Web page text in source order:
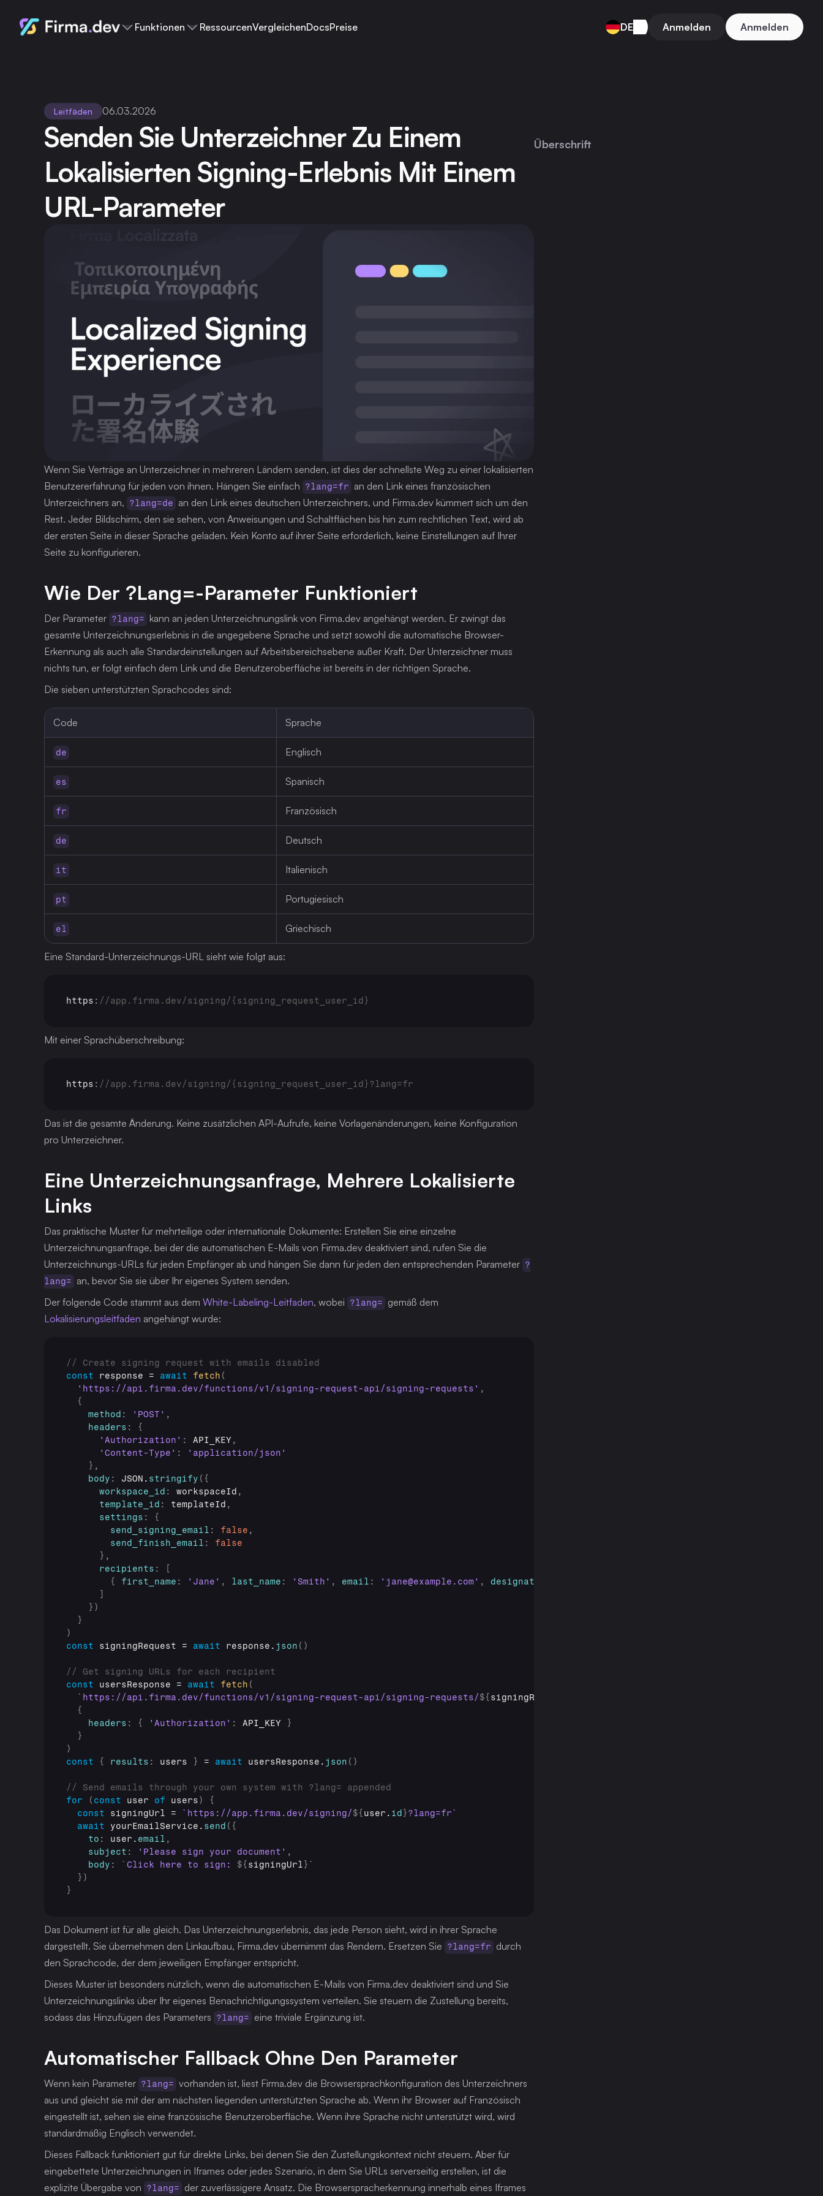
Funktionen RessourcenVergleichenDocsPreise DE Anmelden Anmelden
Leitfäden 06.03.2026
Senden Sie Unterzeichner Zu Einem
Lokalisierten Signing-Erlebnis Mit Einem
URL-Parameter
Wenn Sie Verträge an Unterzeichner in mehreren Ländern senden, ist dies der schnellste Weg zu einer lokalisierten
Benutzererfahrung für jeden von ihnen. Hängen Sie einfach ?lang=fr an den Link eines französischen
Unterzeichners an, ?lang=de an den Link eines deutschen Unterzeichners, und Firma.dev kümmert sich um den
Rest. Jeder Bildschirm, den sie sehen, von Anweisungen und Schaltflächen bis hin zum rechtlichen Text, wird ab
der ersten Seite in dieser Sprache geladen. Kein Konto auf ihrer Seite erforderlich, keine Einstellungen auf Ihrer
Seite zu konfigurieren.
Wie Der ?lang=-Parameter Funktioniert
Der Parameter ?lang= kann an jeden Unterzeichnungslink von Firma.dev angehängt werden. Er zwingt das
gesamte Unterzeichnungserlebnis in die angegebene Sprache und setzt sowohl die automatische Browser-
Erkennung als auch alle Standardeinstellungen auf Arbeitsbereichsebene außer Kraft. Der Unterzeichner muss
nichts tun, er folgt einfach dem Link und die Benutzeroberfläche ist bereits in der richtigen Sprache.
Die sieben unterstützten Sprachcodes sind:
Code Sprache
de Englisch
es Spanisch
fr Französisch
de Deutsch
it Italienisch
pt Portugiesisch
el Griechisch
Eine Standard-Unterzeichnungs-URL sieht wie folgt aus:
https : //app.firma.dev/signing/{signing_request_user_id}
Mit einer Sprachüberschreibung:
https : //app.firma.dev/signing/{signing_request_user_id}?lang=fr
Das ist die gesamte Änderung. Keine zusätzlichen API-Aufrufe, keine Vorlagenänderungen, keine Konfiguration
pro Unterzeichner.
Eine Unterzeichnungsanfrage, Mehrere Lokalisierte
Links
Das praktische Muster für mehrteilige oder internationale Dokumente: Erstellen Sie eine einzelne
Unterzeichnungsanfrage, bei der die automatischen E-Mails von Firma.dev deaktiviert sind, rufen Sie die
Unterzeichnungs-URLs für jeden Empfänger ab und hängen Sie dann für jeden den entsprechenden Parameter ?
lang= an, bevor Sie sie über Ihr eigenes System senden.
Der folgende Code stammt aus dem White-Labeling-Leitfaden, wobei ?lang=
Lokalisierungsleitfaden angehängt wurde:
// Create signing request with emails disabled
const
response = await fetch (
'https://api.firma.dev/functions/v1/signing-request-api/signing-requests' ,
{
method : 'POST' ,
headers :
{
'Authorization' : API_KEY,
'Content-Type' :
'application/json'
} ,
body : JSON . stringify ( {
workspace_id : workspaceId ,
template_id : templateId ,
settings :
{
send_signing_email : false ,
send_finish_email :
false
} ,
recipients :
{
first_name : 'Jane' , last_name : 'Smith' , email : 'jane@example.com' , designation
} )
}
)
const
signingRequest = await response . json ( )
// Get signing URLs for each recipient
const
usersResponse = await fetch (
`https://api.firma.dev/functions/v1/signing-request-api/signing-requests/${ signingRequest
{
headers : { 'Authorization' : API_KEY
}
}
)
const
{ results : users } = await usersResponse . json ( )
// Send emails through your own system with ?lang= appended
for
( const user of users)
{
const
signingUrl = `https://app.firma.dev/signing/${ user . id }?lang=fr`
await
yourEmailService . send ( {
to : user . email ,
subject : 'Please sign your document' ,
body : `Click here to sign: ${ signingUrl } `
} )
}
Das Dokument ist für alle gleich. Das Unterzeichnungserlebnis, das jede Person sieht, wird in ihrer Sprache
dargestellt. Sie übernehmen den Linkaufbau, Firma.dev übernimmt das Rendern. Ersetzen Sie ?lang=fr durch
den Sprachcode, der dem jeweiligen Empfänger entspricht.
Dieses Muster ist besonders nützlich, wenn die automatischen E-Mails von Firma.dev deaktiviert sind und Sie
Unterzeichnungslinks über Ihr eigenes Benachrichtigungssystem verteilen. Sie steuern die Zustellung bereits,
sodass das Hinzufügen des Parameters ?lang= eine triviale Ergänzung ist.
Automatischer Fallback Ohne Den Parameter
Wenn kein Parameter ?lang= vorhanden ist, liest Firma.dev die Browsersprachkonfiguration des Unterzeichners
aus und gleicht sie mit der am nächsten liegenden unterstützten Sprache ab. Wenn ihr Browser auf Französisch
eingestellt ist, sehen sie eine französische Benutzeroberfläche. Wenn ihre Sprache nicht unterstützt wird, wird
standardmäßig Englisch verwendet.
Dieses Fallback funktioniert gut für direkte Links, bei denen Sie den Zustellungskontext nicht steuern. Aber für
eingebettete Unterzeichnungen in Iframes oder jedes Szenario, in dem Sie URLs serverseitig erstellen, ist die
explizite Übergabe von ?lang= der zuverlässigere Ansatz. Die Browserspracherkennung innerhalb eines Iframes
Überschrift